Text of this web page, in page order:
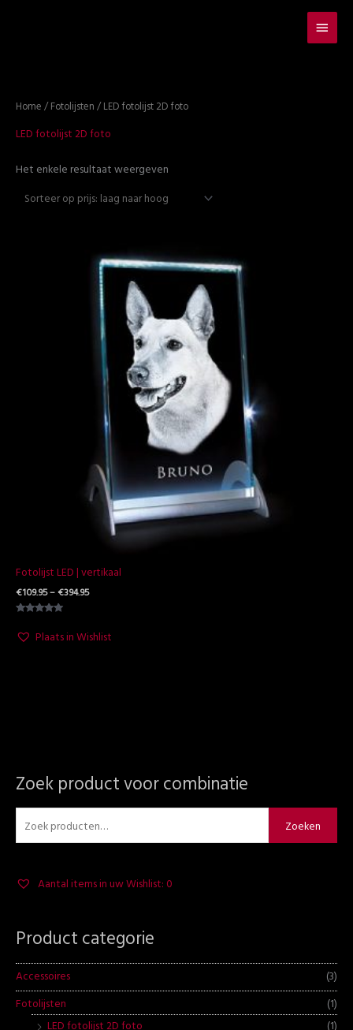
Zoek product voor combinatie
Z
k
n
a
a
r
:
Zoeken
Aantal items in uw Wishlist: 0
Product categorie
Accessoires
(3)
Fotolijsten
(1)
LED fotolijst 2D foto
(1)
..
Home /Fotolijsten / LED fotolijst 2D foto
LED fotolijst 2D foto
Het enkele resultaat weergeven
Fotolijst LED | vertikaal
€109.95–€394.95
tot
€394.95
5.00
uit 5
Plaats in Wishlist